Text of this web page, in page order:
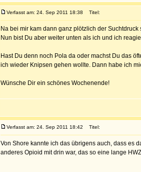
Verfasst am: 24. Sep 2011 18:38 Titel:
Na bei mir kam dann ganz plötzlich der
Nun bist Du aber weiter unten als ich und ich
Hast Du denn noch Pola da oder machst Du das
ich wieder Knipsen gehen wollte. Dann habe ich
Wünsche Dir ein schönes Wochenende!
Verfasst am: 24. Sep 2011 18:42 Titel:
Von Shore kannte ich das übrigens auch, dass es
anderes Opioid mit drin war, das so eine lange